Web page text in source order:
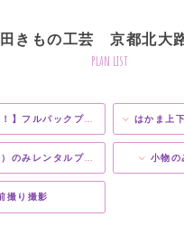
田きもの工芸 京都北大
plan list
】フルパックプラン はかま上下
のみレンタルプラン 小物の
撮り撮影